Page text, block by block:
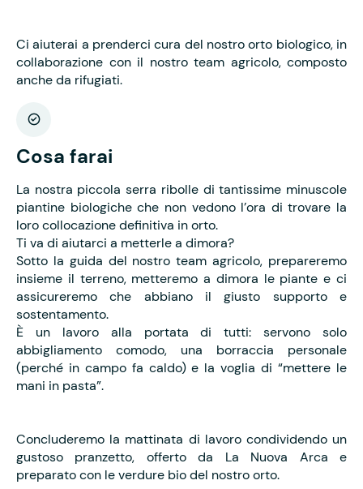
Ci aiuterai a prenderci cura del nostro orto biologico, in
collaborazione con il nostro team agricolo, composto
anche da rifugiati.
Cosa farai
La nostra piccola serra ribolle di tantissime minuscole
piantine biologiche che non vedono l’ora di trovare la
loro collocazione definitiva in orto.
Ti va di aiutarci a metterle a dimora?
Sotto la guida del nostro team agricolo, prepareremo
insieme il terreno, metteremo a dimora le piante e ci
assicureremo che abbiano il giusto supporto e
sostentamento.
È un lavoro alla portata di tutti: servono solo
abbigliamento comodo, una borraccia personale
(perché in campo fa caldo) e la voglia di “mettere le
mani in pasta”.
Concluderemo la mattinata di lavoro condividendo un
gustoso pranzetto, offerto da La Nuova Arca e
preparato con le verdure bio del nostro orto.